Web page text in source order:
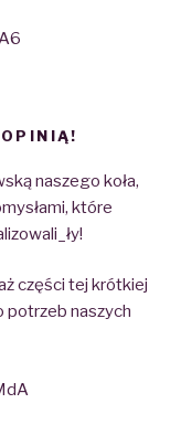
naszego koła,
które
części tej krótkiej
potrzeb naszych